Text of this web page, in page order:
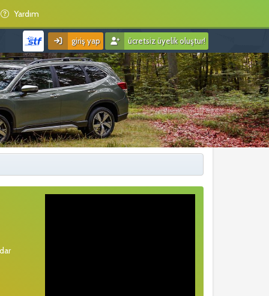
Yardım
giriş yap ücretsiz üyelik oluştur!